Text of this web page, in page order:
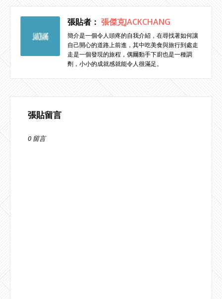
張貼者： 張傑克JACKCHANG
簡介是一個令人頭疼的自我介紹，在尋找著如何讓
自己開心的道路上前進，其中吃美食與旅行到處走
走是一個發現的旅程，偶爾動手下廚也是一種調
劑，小小的成就感就能令人很滿足。
張貼留言
0 留言